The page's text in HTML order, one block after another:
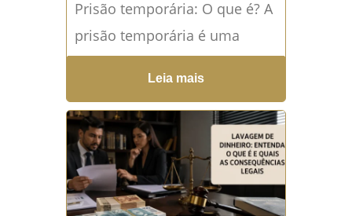
Prisão temporária: O que é? A
prisão temporária é uma
medida cautelar prevista no
Direito Penal brasileiro que
permite a privação da...Leia
mais →
Leia mais